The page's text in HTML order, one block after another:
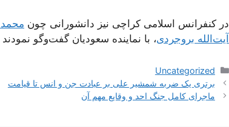
در کنفرانس اسلامی کراچی نیز دانشورانی چون
آیت‌الله بروجردی، با نماینده سعودیان گفت‌وگو
دسته‌ها
Uncategorized
ناوبری
نوشته‌ها
برتری یک ضربه شمشیر علی بر عبادت جن و انس تا قیامت
ماجرای کامل جنگ احد و وقایع مهم آن